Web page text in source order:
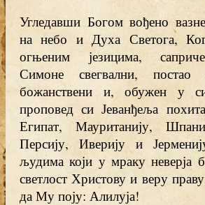
Угледавши Богом вођено
на небо и Духа Светога,
огњеним језицима,
Симоне свегвални, постао
божанствени и, обужен у
проповед си Јеванђеља
Египат, Мауританију,
Персију, Иверију и
људима који у мраку неверја
светлост Христову и веру
да Му поју: Алилуја!